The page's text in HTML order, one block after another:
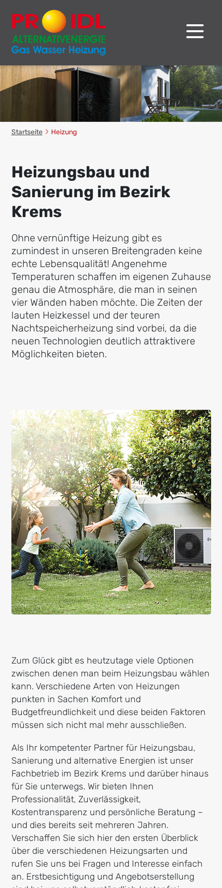
Startseite Heizung
Heizungsbau und
Sanierung im Bezirk
Krems
Ohne vernünftige Heizung gibt es
zumindest in unseren Breitengraden keine
echte Lebensqualität! Angenehme
Temperaturen schaffen im eigenen Zuhause
genau die Atmosphäre, die man in seinen
vier Wänden haben möchte. Die Zeiten der
lauten Heizkessel und der teuren
Nachtspeicherheizung sind vorbei, da die
neuen Technologien deutlich attraktivere
Möglichkeiten bieten.
Zum Glück gibt es heutzutage viele Optionen
zwischen denen man beim Heizungsbau wählen
kann. Verschiedene Arten von Heizungen
punkten in Sachen Komfort und
Budgetfreundlichkeit und diese beiden Faktoren
müssen sich nicht mal mehr ausschließen.
Als Ihr kompetenter Partner für Heizungsbau,
Sanierung und alternative Energien ist unser
Fachbetrieb im Bezirk Krems und darüber hinaus
für Sie unterwegs. Wir bieten Ihnen
Professionalität, Zuverlässigkeit,
Kostentransparenz und persönliche Beratung –
und dies bereits seit mehreren Jahren.
Verschaffen Sie sich hier den ersten Überblick
über die verschiedenen Heizungsarten und
rufen Sie uns bei Fragen und Interesse einfach
an. Erstbesichtigung und Angebotserstellung